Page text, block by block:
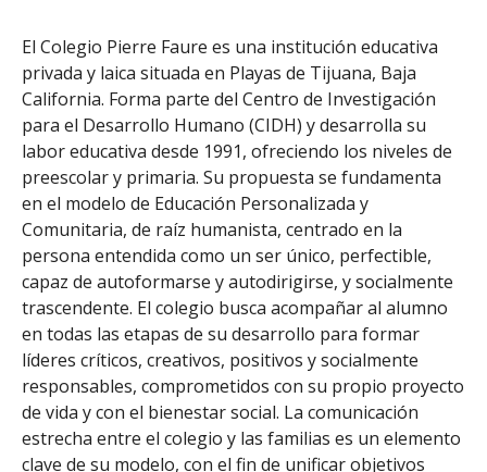
El Colegio Pierre Faure es una institución educativa
privada y laica situada en Playas de Tijuana, Baja
California. Forma parte del Centro de Investigación
para el Desarrollo Humano (CIDH) y desarrolla su
labor educativa desde 1991, ofreciendo los niveles de
preescolar y primaria. Su propuesta se fundamenta
en el modelo de Educación Personalizada y
Comunitaria, de raíz humanista, centrado en la
persona entendida como un ser único, perfectible,
capaz de autoformarse y autodirigirse, y socialmente
trascendente. El colegio busca acompañar al alumno
en todas las etapas de su desarrollo para formar
líderes críticos, creativos, positivos y socialmente
responsables, comprometidos con su propio proyecto
de vida y con el bienestar social. La comunicación
estrecha entre el colegio y las familias es un elemento
clave de su modelo, con el fin de unificar objetivos